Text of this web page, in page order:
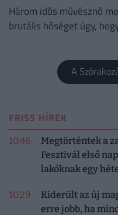
Három idős művésznő
brutális hőséget úgy,
A
FRISS HÍREK
10:46
Megtörténtek a
Fesztivál első
lakóknak egy
10:29
Kiderült az új
erre jobb, ha